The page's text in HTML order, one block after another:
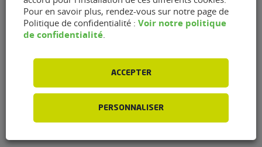
Lafontaine Bearn - Midas
Bizanos de Bizanos (64320)
(Nécessaire)
Pour en savoir plus, rendez-vous sur notre page de
Politique de confidentialité : Voir notre politique
de confidentialité.
ACCEPTER
PERSONNALISER